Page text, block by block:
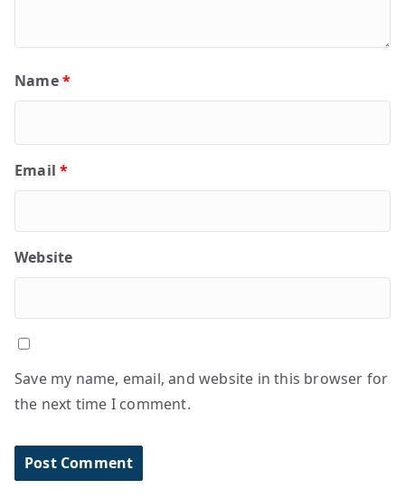
Name*
Email*
Website
Save my name, email, and website in this browser for
the next time I comment.